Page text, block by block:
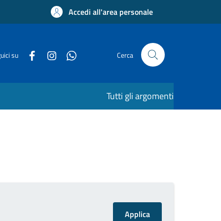
Accedi all'area personale
su Cerca
Tutti gli argomenti